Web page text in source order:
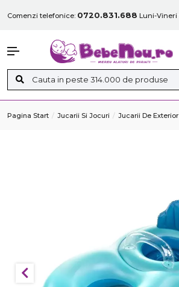
Comenzi telefonice: 0720.831.688 Luni-Vineri
Pagina Start Jucarii Si Jocuri Jucarii De Exterior